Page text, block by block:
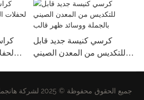
كرسي كنيسة جديد قابل
للتكديس من المعدن الصيني
جميع الحقوق محفوظة © 2025 لشركة هانجماي للأثاث |